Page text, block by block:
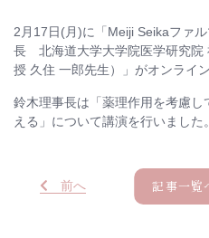
2月17日(月)に「Meiji Seikaファ
長 北海道大学大学院医学研究院
授 久住 一郎先生）」がオンライ
鈴木理事長は「薬理作用を考慮
える」について講演を行いました。
前へ 記事一覧